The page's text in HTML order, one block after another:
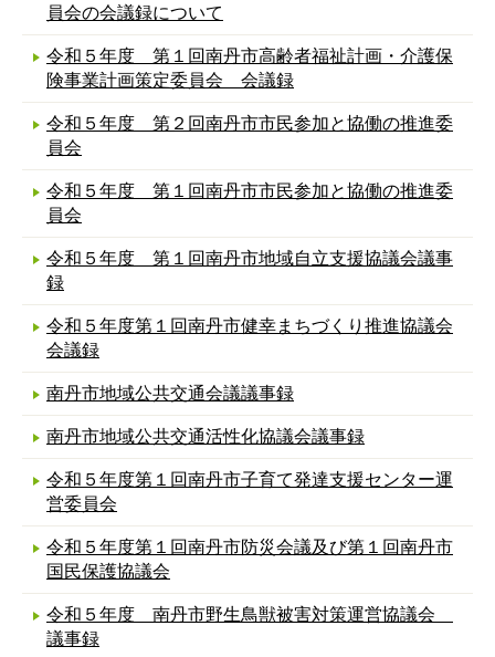
員会の会議録について
令和５年度 第１回南丹市高齢者福祉計画・介護保
険事業計画策定委員会 会議録
令和５年度 第２回南丹市市民参加と協働の推進委
員会
令和５年度 第１回南丹市市民参加と協働の推進委
員会
令和５年度 第１回南丹市地域自立支援協議会議事
録
令和５年度第１回南丹市健幸まちづくり推進協議会
会議録
南丹市地域公共交通会議議事録
南丹市地域公共交通活性化協議会議事録
令和５年度第１回南丹市子育て発達支援センター運
営委員会
令和５年度第１回南丹市防災会議及び第１回南丹市
国民保護協議会
令和５年度 南丹市野生鳥獣被害対策運営協議会
議事録